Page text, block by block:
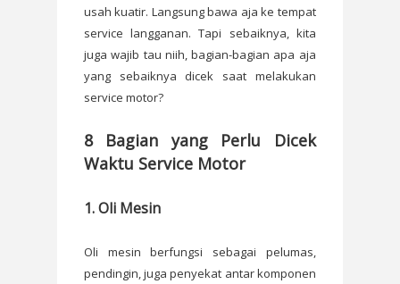
usah kuatir. Langsung bawa aja ke tempat
service langganan. Tapi sebaiknya, kita
juga wajib tau niih, bagian-bagian apa aja
yang sebaiknya dicek saat melakukan
service motor?
8 Bagian yang Perlu Dicek
Waktu Service Motor
1. Oli Mesin
Oli mesin berfungsi sebagai pelumas,
pendingin, juga penyekat antar komponen